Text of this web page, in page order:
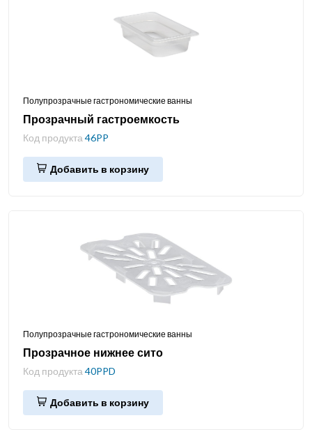
Полупрозрачные гастрономические ванны
Прозрачный гастроемкость
Код продукта 46PP
Добавить в корзину
Полупрозрачные гастрономические ванны
Прозрачное нижнее сито
Код продукта 40PPD
Добавить в корзину